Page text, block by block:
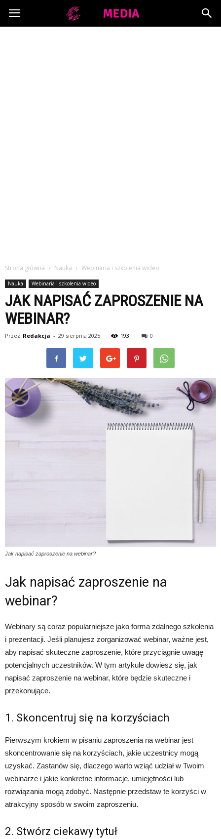
Copymedia.pl
Strona główna Nauka Webinaria i szkolenia wideo
Nauka Webinaria i szkolenia wideo
JAK NAPISAĆ ZAPROSZENIE NA
WEBINAR?
Przez Redakcja - 29 sierpnia 2025 193 0
Jak napisać zaproszenie na webinar?
Jak napisać zaproszenie na
webinar?
Webinary są coraz popularniejsze jako forma zdalnego szkolenia
i prezentacji. Jeśli planujesz zorganizować webinar, ważne jest,
aby napisać skuteczne zaproszenie, które przyciągnie uwagę
potencjalnych uczestników. W tym artykule dowiesz się, jak
napisać zaproszenie na webinar, które będzie skuteczne i
przekonujące.
1. Skoncentruj się na korzyściach
Pierwszym krokiem w pisaniu zaproszenia na webinar jest
skoncentrowanie się na korzyściach, jakie uczestnicy mogą
uzyskać. Zastanów się, dlaczego warto wziąć udział w Twoim
webinarze i jakie konkretne informacje, umiejętności lub
rozwiązania mogą zdobyć. Następnie przedstaw te korzyści w
atrakcyjny sposób w swoim zaproszeniu.
2. Stwórz ciekawy tytuł